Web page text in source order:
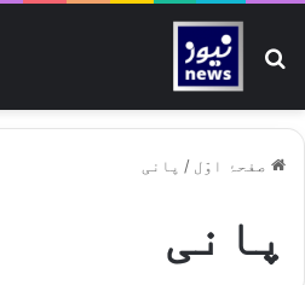
تلاش کیجیے
صفحۂ اوّل / پانی
پانی